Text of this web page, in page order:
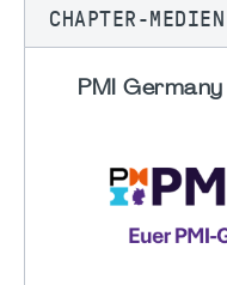
CHAPTER-MEDIEN
PMI